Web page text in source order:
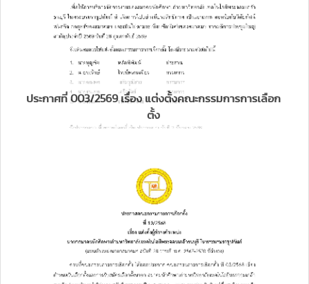
ประกาศที่ 003/2569 เรื่อง แต่งตั้งคณะกรรมการการเลือก
ตั้ง